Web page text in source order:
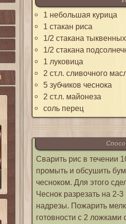
1 небольшая курица
1 стакан риса
1/2 стакана
1/2 стакана
1 луковица
2 ст.л. сливочного
5 зубчиков чеснока
2 ст.л. майонеза
соль перец
Сварить рис в течении
промыть и обсушить
чесноком. Для этого
Чеснок разрезать на 2-
надрезы. Пожарить
готовности с 2